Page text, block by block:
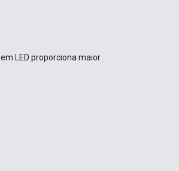
LED proporciona maior